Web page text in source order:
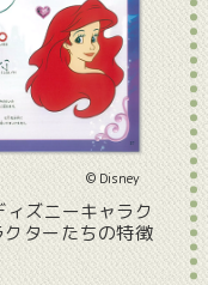
© Disney
ズニーキャラク
ターたちの特徴